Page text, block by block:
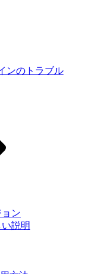
ンのトラブル
ン
説明